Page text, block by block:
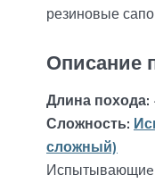
резиновые
Описание
Длина похода:
Сложность:
сложный)
Испытывающиe